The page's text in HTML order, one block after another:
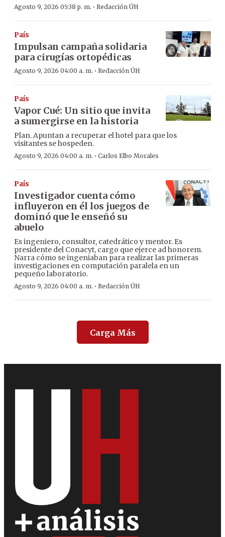
Agosto 9, 2026 05:38 p. m. · Redacción ÚH
País
Impulsan campaña solidaria
para cirugías ortopédicas
Agosto 9, 2026 04:00 a. m. · Redacción ÚH
País
Vapor Cué: Un sitio que invita
a sumergirse en la historia
Plan. Apuntan a recuperar el hotel para que los
visitantes se hospeden.
Agosto 9, 2026 04:00 a. m. · Carlos Elbo Morales
País
Investigador cuenta cómo
influyeron en él los juegos de
dominó que le enseñó su
abuelo
Es ingeniero, consultor, catedrático y mentor. Es
presidente del Conacyt, cargo que ejerce ad honorem.
Narra cómo se ingeniaban para realizar las primeras
investigaciones en computación paralela en un
pequeño laboratorio.
Agosto 9, 2026 04:00 a. m. · Redacción ÚH
Carga Más